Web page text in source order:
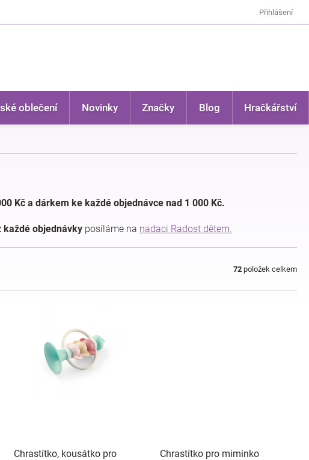
Přihlášení
oblečení Novinky Značky Blog Hračkářství
Kč a dárkem ke každé objednávce nad 1 000 Kč.
každé objednávky posíláme na nadaci Radost dětem.
72 položek celkem
Chrastítko, kousátko pro
Chrastítko pro miminko